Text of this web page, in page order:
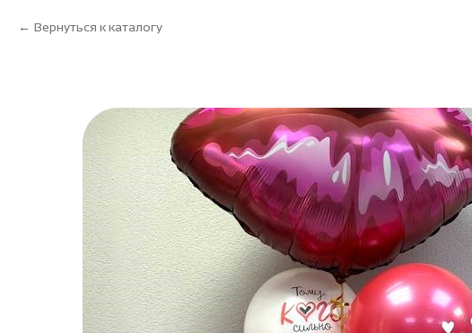
Вернуться к каталогу